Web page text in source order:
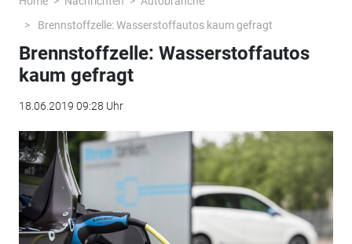
Brennstoffzelle: Wasserstoffautos kaum gefragt
Brennstoffzelle: Wasserstoffautos
kaum gefragt
18.06.2019 09:28 Uhr